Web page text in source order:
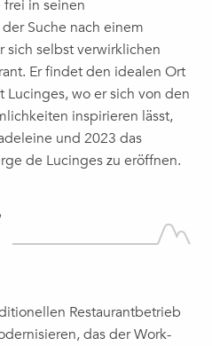
in seinen
Suche nach einem
selbst verwirklichen
Er findet den idealen Ort
wo er sich von den
inspirieren lässt,
und 2023 das
de Lucinges zu eröffnen.
Restaurantbetrieb
das der Work-